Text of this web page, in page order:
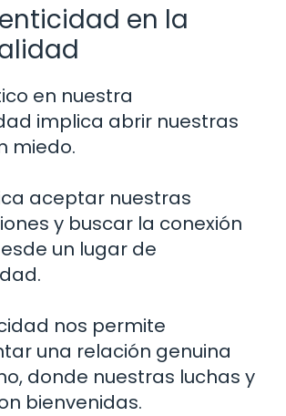
en la
en nuestra
implica abrir nuestras
miedo.
aceptar nuestras
y buscar la conexión
un lugar de
nos permite
una relación genuina
donde nuestras luchas y
bienvenidas.